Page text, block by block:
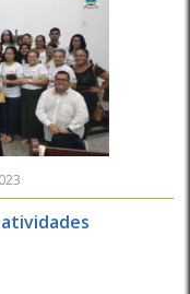
atividades